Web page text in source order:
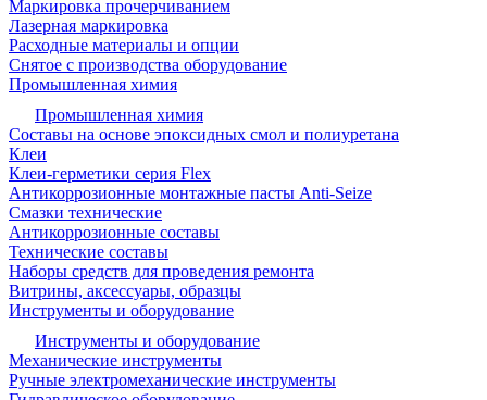
Маркировка прочерчиванием
Лазерная маркировка
Расходные материалы и опции
Снятое с производства оборудование
Промышленная химия
Промышленная химия
Составы на основе эпоксидных смол и полиуретана
Клеи
Клеи-герметики серия Flex
Антикоррозионные монтажные пасты Anti-Seize
Смазки технические
Антикоррозионные составы
Технические составы
Наборы средств для проведения ремонта
Витрины, аксессуары, образцы
Инструменты и оборудование
Инструменты и оборудование
Механические инструменты
Ручные электромеханические инструменты